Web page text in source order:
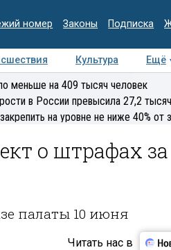
номер Законы Подписка
Культура Ещё
Интервью Колумнисты
меньше на 409 тысяч человек
в России превысила 27,2
на уровне не ниже 40% от
о штрафах за
палаты 10 июня
Читать нас в